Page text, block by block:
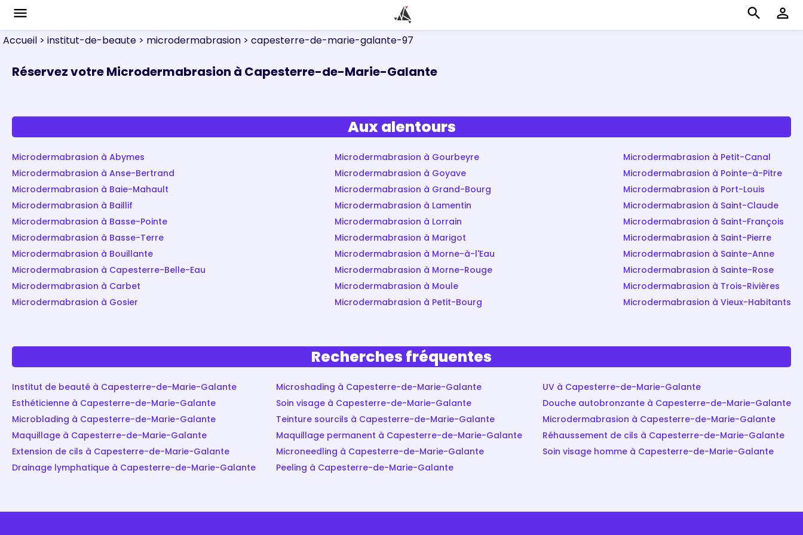
menu search perm_identity
Accueil > institut-de-beaute > microdermabrasion > capesterre-de-marie-galante-97
Réservez votre Microdermabrasion à Capesterre-de-Marie-Galante
Aux alentours
Microdermabrasion à Abymes
Microdermabrasion à Anse-Bertrand
Microdermabrasion à Baie-Mahault
Microdermabrasion à Baillif
Microdermabrasion à Basse-Pointe
Microdermabrasion à Basse-Terre
Microdermabrasion à Bouillante
Microdermabrasion à Capesterre-Belle-Eau
Microdermabrasion à Carbet
Microdermabrasion à Gosier
Microdermabrasion à Gourbeyre
Microdermabrasion à Goyave
Microdermabrasion à Grand-Bourg
Microdermabrasion à Lamentin
Microdermabrasion à Lorrain
Microdermabrasion à Marigot
Microdermabrasion à Morne-à-l'Eau
Microdermabrasion à Morne-Rouge
Microdermabrasion à Moule
Microdermabrasion à Petit-Bourg
Microdermabrasion à Petit-Canal
Microdermabrasion à Pointe-à-Pitre
Microdermabrasion à Port-Louis
Microdermabrasion à Saint-Claude
Microdermabrasion à Saint-François
Microdermabrasion à Saint-Pierre
Microdermabrasion à Sainte-Anne
Microdermabrasion à Sainte-Rose
Microdermabrasion à Trois-Rivières
Microdermabrasion à Vieux-Habitants
Recherches fréquentes
Institut de beauté à Capesterre-de-Marie-Galante
Esthéticienne à Capesterre-de-Marie-Galante
Microblading à Capesterre-de-Marie-Galante
Maquillage à Capesterre-de-Marie-Galante
Extension de cils à Capesterre-de-Marie-Galante
Drainage lymphatique à Capesterre-de-Marie-Galante
Microshading à Capesterre-de-Marie-Galante
Soin visage à Capesterre-de-Marie-Galante
Teinture sourcils à Capesterre-de-Marie-Galante
Maquillage permanent à Capesterre-de-Marie-Galante
Microneedling à Capesterre-de-Marie-Galante
Peeling à Capesterre-de-Marie-Galante
UV à Capesterre-de-Marie-Galante
Douche autobronzante à Capesterre-de-Marie-Galante
Microdermabrasion à Capesterre-de-Marie-Galante
Réhaussement de cils à Capesterre-de-Marie-Galante
Soin visage homme à Capesterre-de-Marie-Galante